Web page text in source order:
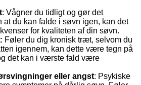
: Vågner du tidligt og gør det
at du kan falde i søvn igen, kan det
for kvaliteten af din søvn.
: Føler du dig kronisk træt, selvom du
igennem, kan dette være tegn på
det kan i værste fald være
eller angst: Psykiske